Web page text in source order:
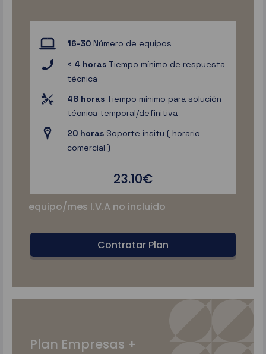
16-30 Número de equipos
< 4 horas Tiempo mínimo de respuesta
técnica
48 horas Tiempo mínimo para solución
técnica temporal/definitiva
20 horas Soporte insitu ( horario
comercial )
23.10€
equipo/mes I.V.A no incluido
Contratar Plan
Plan Empresas +